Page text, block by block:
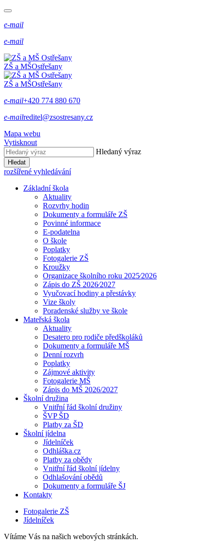
e-mail
e-mail
ZŠ a MŠOstřešany
ZŠ a MŠOstřešany
e-mail+420 774 880 670
e-mailreditel@zsostresany.cz
Mapa webu
Vytisknout
Hledaný výraz
Hledat
rozšířené vyhledávání
Základní škola
Aktuality
Rozvrhy hodin
Dokumenty a formuláře ZŠ
Povinné informace
E-podatelna
O škole
Poplatky
Fotogalerie ZŠ
Kroužky
Organizace školního roku 2025⁄2026
Zápis do ZŠ 2026⁄2027
Vyučovací hodiny a přestávky
Vize školy
Poradenské služby ve škole
Mateřská škola
Aktuality
Desatero pro rodiče předškoláků
Dokumenty a formuláře MŠ
Denní rozvrh
Poplatky
Zájmové aktivity
Fotogalerie MŠ
Zápis do MŠ 2026/2027
Školní družina
Vnitřní řád školní družiny
ŠVP ŠD
Platby za ŠD
Školní jídelna
Jídelníček
Odhláška.cz
Platby za obědy
Vnitřní řád školní jídelny
Odhlašování obědů
Dokumenty a formuláře ŠJ
Kontakty
Fotogalerie ZŠ
Jídelníček
Vítáme Vás na našich webových stránkách.